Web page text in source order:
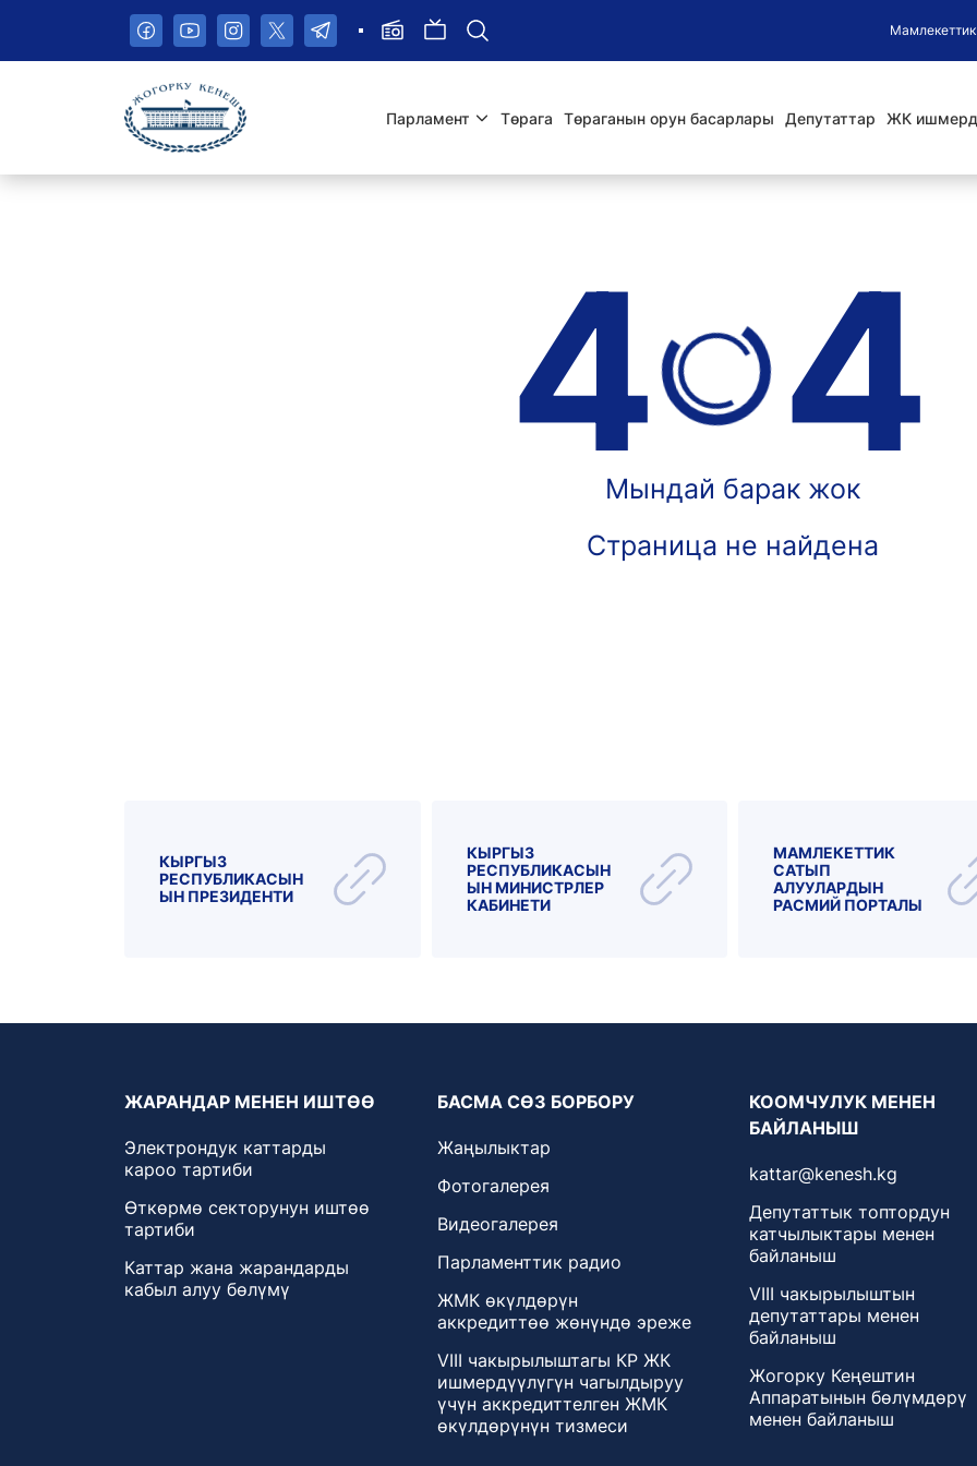
Пропустить
навигационное
Парламент Төрага Төраганын орун басарлары Депутаттар ЖК
4 4
Мындай барак жок
Страница не найдена
КЫРГЫЗ
РЕСПУБЛИКАСЫН
ЫН ПРЕЗИДЕНТИ
КЫРГЫЗ
РЕСПУБЛИКАСЫН
ЫН МИНИСТРЛЕР
КАБИНЕТИ
МАМЛЕКЕТТИК
САТЫП
АЛУУЛАРДЫН
РАСМИЙ ПОРТАЛЫ
ЖАРАНДАР МЕНЕН ИШТӨӨ
Электрондук каттарды
кароо тартиби
Өткөрмө секторунун иштөө
тартиби
Каттар жана жарандарды
кабыл алуу бөлүмү
БАСМА СӨЗ БОРБОРУ
Жаңылыктар
Фотогалерея
Видеогалерея
Парламенттик радио
ЖМК өкүлдөрүн
аккредиттөө жөнүндө эреже
VIII чакырылыштагы КР ЖК
ишмердүүлүгүн чагылдыруу
үчүн аккредиттелген ЖМК
өкүлдөрүнүн тизмеси
КООМЧУЛУК МЕНЕН
БАЙЛАНЫШ
kattar@kenesh.kg
Депутаттык топтордун
катчылыктары менен
байланыш
VIII чакырылыштын
депутаттары менен
байланыш
Жогорку Кеңештин
Аппаратынын бөлүмдөрү
менен байланыш